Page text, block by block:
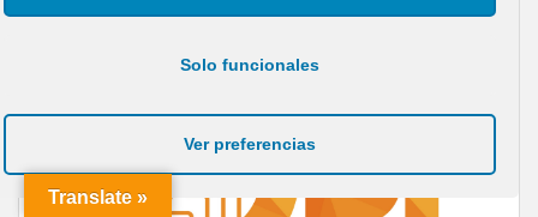
Solo funcionales
Ver preferencias
Translate »